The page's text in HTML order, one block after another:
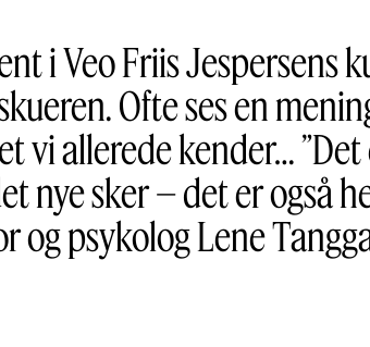
i Veo Friis Jespersens
Ofte ses en
vi allerede kender…
nye sker – det er også
og psykolog Lene